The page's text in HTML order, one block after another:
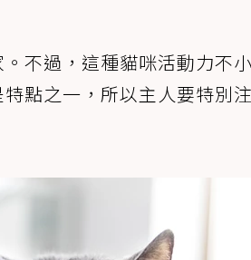
不過，這種貓咪活動力不
點之一，所以主人要特別